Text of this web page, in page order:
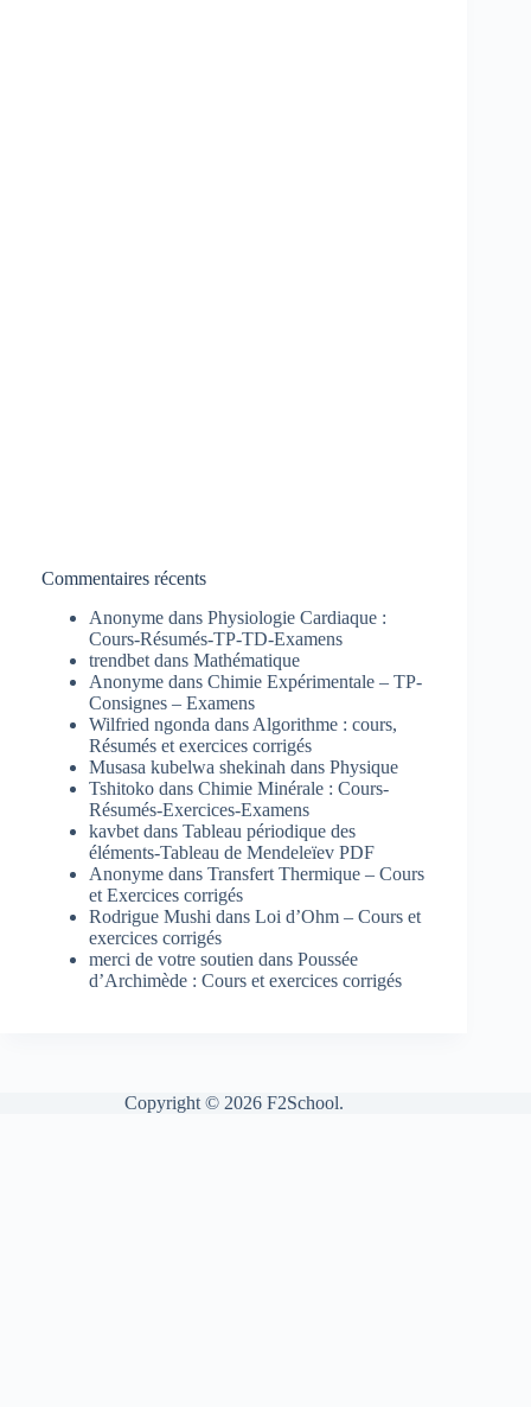
Commentaires récents
Anonyme dans Physiologie Cardiaque :
Cours-Résumés-TP-TD-Examens
trendbet dans Mathématique
Anonyme dans Chimie Expérimentale – TP-
Consignes – Examens
Wilfried ngonda dans Algorithme : cours,
Résumés et exercices corrigés
Musasa kubelwa shekinah dans Physique
Tshitoko dans Chimie Minérale : Cours-
Résumés-Exercices-Examens
kavbet dans Tableau périodique des
éléments-Tableau de Mendeleïev PDF
Anonyme dans Transfert Thermique – Cours
et Exercices corrigés
Rodrigue Mushi dans Loi d’Ohm – Cours et
exercices corrigés
merci de votre soutien dans Poussée
d’Archimède : Cours et exercices corrigés
Copyright © 2026 F2School.